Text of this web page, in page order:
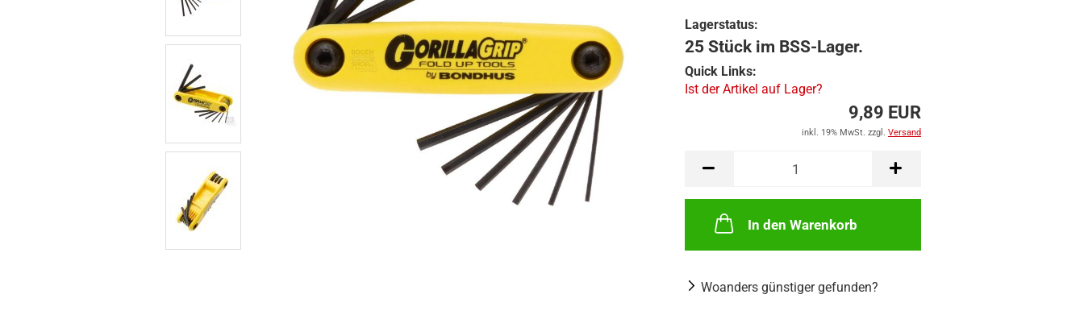
Lagerstatus:
25 Stück im BSS-Lager.
Quick Links:
Ist der Artikel auf Lager?
9,89 EUR
inkl. 19% MwSt. zzgl. Versand
In den Warenkorb
Woanders günstiger gefunden?